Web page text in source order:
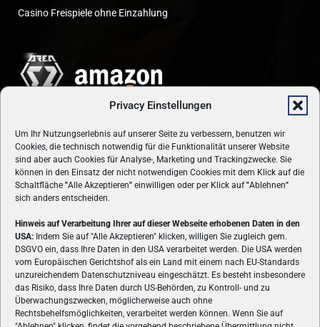
Privacy Einstellungen
Um Ihr Nutzungserlebnis auf unserer Seite zu verbessern, benutzen wir
Cookies, die technisch notwendig für die Funktionalität unserer Website
sind aber auch Cookies für Analyse-, Marketing und Trackingzwecke. Sie
können in den Einsatz der nicht notwendigen Cookies mit dem Klick auf die
Schaltfläche "Alle Akzeptieren" einwilligen oder per Klick auf"Ablehnen"
sich anders entscheiden.
Hinweis auf Verarbeitung Ihrer auf dieser Webseite erhobenen Daten in den
USA: Indem Sie auf "Alle Akzeptieren" klicken, willigen Sie zugleich gem.
DSGVO ein, dass Ihre Daten in den USA verarbeitet werden. Die USA werden
vom Europäischen Gerichtshof als ein Land mit einem nach EU-Standards
unzureichendem Datenschutzniveau eingeschätzt. Es besteht insbesondere
das Risiko, dass Ihre Daten durch US-Behörden, zu Kontroll- und zu
Überwachungszwecken, möglicherweise auch ohne
Rechtsbehelfsmöglichkeiten, verarbeitet werden können. Wenn Sie auf
Casino Freispiele ohne Einzahlung
ÜBER UNS
VON GAMERN, FÜR GAMER! Gamers.at ist das älteste Online-
Spielemagazin Österreichs und bringt täglich aktuelle News,
Reviews und Videos zu PC- und Konsolenspielen, Gaming-
Hardware und aus der Welt des e-Sport's.